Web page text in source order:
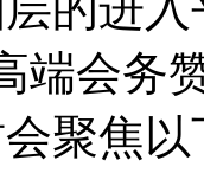
会务赞
聚焦